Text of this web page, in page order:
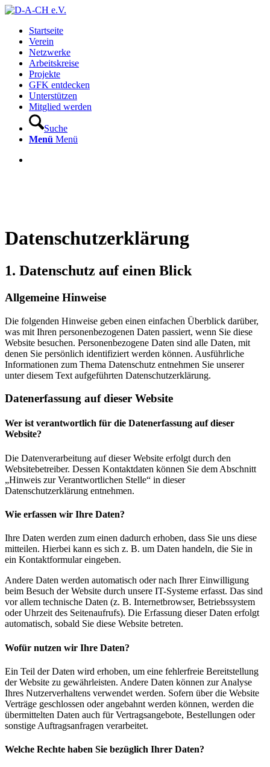
Startseite
Verein
Netzwerke
Arbeitskreise
Projekte
GFK entdecken
Unterstützen
Mitglied werden
Suche
Menü Menü
Datenschutzerklärung
1. Datenschutz auf einen Blick
Allgemeine Hinweise
Die folgenden Hinweise geben einen einfachen Überblick darüber,
was mit Ihren personenbezogenen Daten passiert, wenn Sie diese
Website besuchen. Personenbezogene Daten sind alle Daten, mit
denen Sie persönlich identifiziert werden können. Ausführliche
Informationen zum Thema Datenschutz entnehmen Sie unserer
unter diesem Text aufgeführten Datenschutzerklärung.
Datenerfassung auf dieser Website
Wer ist verantwortlich für die Datenerfassung auf dieser
Website?
Die Datenverarbeitung auf dieser Website erfolgt durch den
Websitebetreiber. Dessen Kontaktdaten können Sie dem Abschnitt
„Hinweis zur Verantwortlichen Stelle“ in dieser
Datenschutzerklärung entnehmen.
Wie erfassen wir Ihre Daten?
Ihre Daten werden zum einen dadurch erhoben, dass Sie uns diese
mitteilen. Hierbei kann es sich z. B. um Daten handeln, die Sie in
ein Kontaktformular eingeben.
Andere Daten werden automatisch oder nach Ihrer Einwilligung
beim Besuch der Website durch unsere IT-Systeme erfasst. Das sind
vor allem technische Daten (z. B. Internetbrowser, Betriebssystem
oder Uhrzeit des Seitenaufrufs). Die Erfassung dieser Daten erfolgt
automatisch, sobald Sie diese Website betreten.
Wofür nutzen wir Ihre Daten?
Ein Teil der Daten wird erhoben, um eine fehlerfreie Bereitstellung
der Website zu gewährleisten. Andere Daten können zur Analyse
Ihres Nutzerverhaltens verwendet werden. Sofern über die Website
Verträge geschlossen oder angebahnt werden können, werden die
übermittelten Daten auch für Vertragsangebote, Bestellungen oder
sonstige Auftragsanfragen verarbeitet.
Welche Rechte haben Sie bezüglich Ihrer Daten?